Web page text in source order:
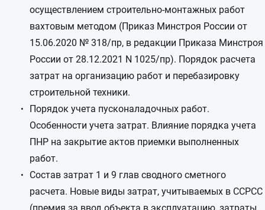
осуществлением строительно-монтажных работ
вахтовым методом (Приказ Минстроя России от
15.06.2020 № 318/пр, в редакции Приказа Минстроя
России от 28.12.2021 N 1025/пр). Порядок расчета
затрат на организацию работ и перебазировку
строительной техники.
Порядок учета пусконаладочных работ.
Особенности учета затрат. Влияние порядка учета
ПНР на закрытие актов приемки выполненных
работ.
Состав затрат 1 и 9 глав сводного сметного
расчета. Новые виды затрат, учитываемых в ССРСС